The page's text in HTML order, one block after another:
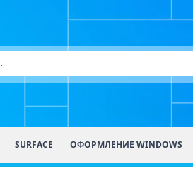
SURFACE ОФОРМЛЕНИЕ WINDOWS